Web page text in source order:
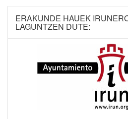
ERAKUNDE HAUEK
LAGUNTZEN DUTE: